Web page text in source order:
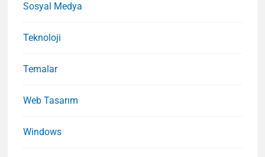
Sosyal Medya
Teknoloji
Temalar
Web Tasarım
Windows